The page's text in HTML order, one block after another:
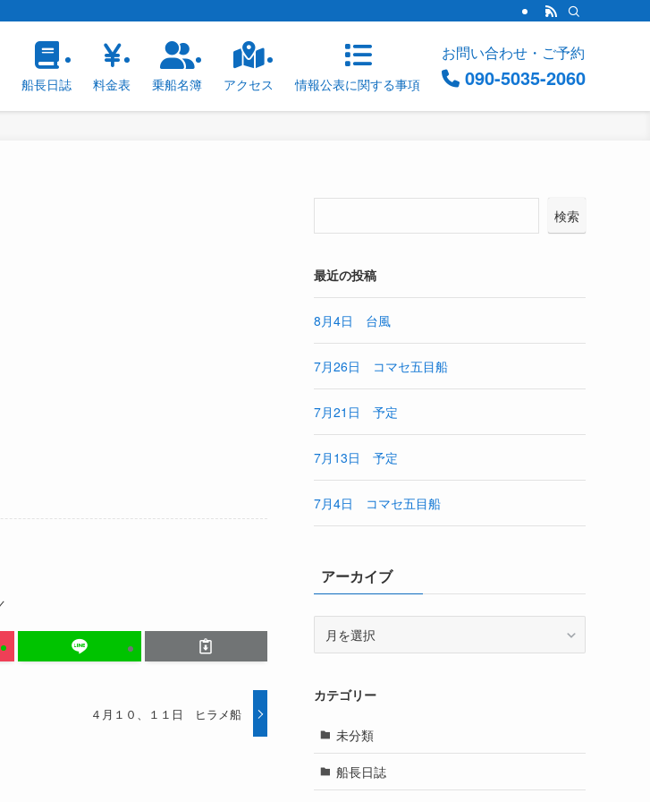
船長日誌 料金表 乗船名簿 アクセス 情報公表に関する事項
お問い合わせ・ご予約
090-5035-2060
４月１０、１１日 ヒラメ船
検索
最近の投稿
8月4日 台風
7月26日 コマセ五目船
7月21日 予定
7月13日 予定
7月4日 コマセ五目船
アーカイブ
ブ
カテゴリー
未分類
船長日誌